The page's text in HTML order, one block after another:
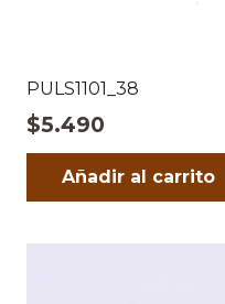
PULS1101_38
$5.490
Añadir al carrito